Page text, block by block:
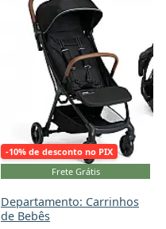
-10% de desconto no PIX
Frete Grátis
Departamento: Carrinhos
de Bebês